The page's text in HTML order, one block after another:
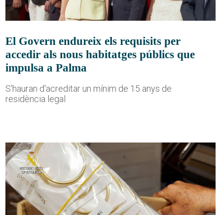
El Govern endureix els requisits per
accedir als nous habitatges públics que
impulsa a Palma
S'hauran d'acreditar un mínim de 15 anys de
residència legal